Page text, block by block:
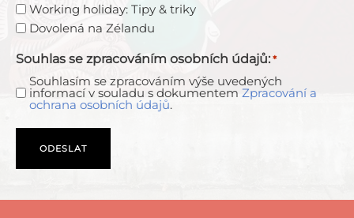
Working holiday: Tipy & triky
Dovolená na Zélandu
Souhlas se zpracováním osobních údajů: *
Souhlasím se zpracováním výše uvedených
informací v souladu s dokumentem Zpracování a
ochrana osobních údajů.